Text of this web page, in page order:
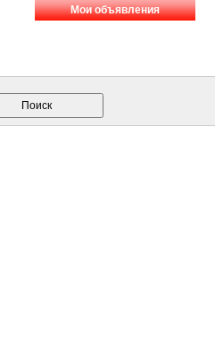
Мои объявления